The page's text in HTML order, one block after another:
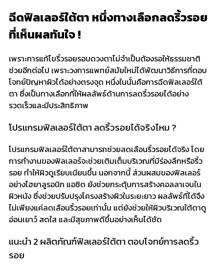
ฉีดฟิลเลอร์ใต้ตา หนึ่งทางเลือกลดริ้วรอย
ที่เห็นผลทันใจ !
เพราะการแก้ไขริ้วรอยรอบดวงตาไม่จำเป็นต้องรอให้ธรรมชาติ
ช่วยอีกต่อไป เพราะวงการแพทย์สมัยใหม่ได้พัฒนาวิธีการที่ตอบ
โจทย์ปัญหาผิวได้อย่างตรงจุด หนึ่งในนั้นคือการฉีดฟิลเลอร์ใต้
ตา ซึ่งเป็นทางเลือกที่ให้ผลลัพธ์ด้านการลดริ้วรอยได้อย่าง
รวดเร็วและมีประสิทธิภาพ
โปรแกรมฟิลเลอร์ใต้ตา ลดริ้วรอยได้จริงไหม ?
โปรแกรมฟิลเลอร์ใต้ตาสามารถช่วยลดเลือนริ้วรอยได้จริง โดย
การทำงานของฟิลเลอร์จะช่วยเติมเต็มบริเวณที่มีร่องลึกหรือริ้ว
รอย ทำให้ผิวดูเรียบเนียนขึ้น นอกจากนี้ ส่วนผสมของฟิลเลอร์
อย่างไฮยาลูรอนิก แอซิด ยังช่วยกระตุ้นการสร้างคอลลาเจนใน
ผิวหนัง ซึ่งช่วยปรับปรุงโครงสร้างผิวในระยะยาว ผลลัพธ์ที่ได้จึง
ไม่เพียงแค่ลดเลือนริ้วรอยเท่านั้น แต่ยังช่วยให้ผิวบริเวณใต้ตาดู
อ่อนเยาว์ สดใส และมีสุขภาพดีขึ้นอย่างเห็นได้ชัด
แนะนำ 2 ผลิตภัณฑ์ฟิลเลอร์ใต้ตา ตอบโจทย์การลดริ้ว
รอย